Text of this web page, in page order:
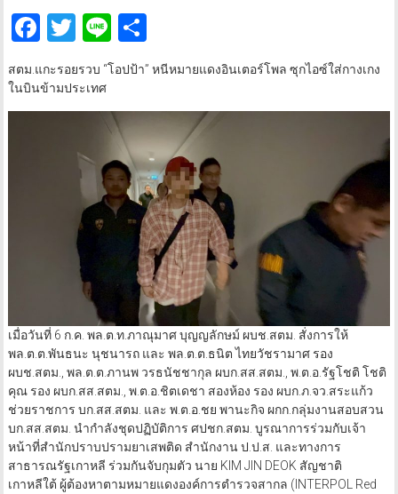
Facebook
Twitter
LineShare
สตม.แกะรอยรวบ “โอปป้า” หนีหมายแดงอินเตอร์โพล ซุกไอซ์ใส่กางเกง
ในบินข้ามประเทศ
เมื่อวันที่ 6 ก.ค. พล.ต.ท.ภาณุมาศ บุญญลักษม์ ผบช.สตม. สั่งการให้
พล.ต.ต.พันธนะ นุชนารถ และ พล.ต.ต.ธนิต ไทยวัชรามาศ รอง
ผบช.สตม., พล.ต.ต.ภานพ วรธนัชชากุล ผบก.สส.สตม., พ.ต.อ.รัฐโชติ โชติ
คุณ รอง ผบก.สส.สตม., พ.ต.อ.ชิตเดชา สองห้อง รอง ผบก.ภ.จว.สระแก้ว
ช่วยราชการ บก.สส.สตม. และ พ.ต.อ.ชย พานะกิจ ผกก.กลุ่มงานสอบสวน
บก.สส.สตม. นำกำลังชุดปฏิบัติการ ศปชก.สตม. บูรณาการร่วมกับเจ้า
หน้าที่สำนักปราบปรามยาเสพติด สำนักงาน ป.ป.ส. และทางการ
สาธารณรัฐเกาหลี ร่วมกันจับกุมตัว นาย KIM JIN DEOK สัญชาติ
เกาหลีใต้ ผู้ต้องหาตามหมายแดงองค์การตำรวจสากล (INTERPOL Red